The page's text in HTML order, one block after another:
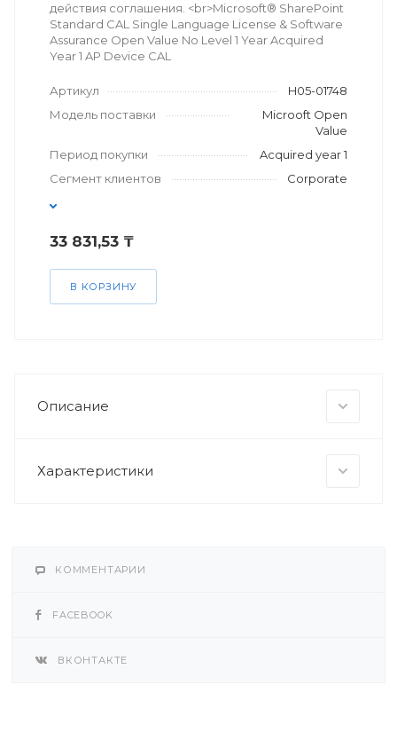
действия соглашения. <br>Microsoft® SharePoint
Standard CAL Single Language License & Software
Assurance Open Value No Level 1 Year Acquired
Year 1 AP Device CAL
Артикул
H05-01748
Модель поставки
Microoft Open
Value
Период покупки
Acquired year 1
Сегмент клиентов
Corporate
33 831,53 ₸
В КОРЗИНУ
Описание
Характеристики
КОММЕНТАРИИ
FACEBOOK
ВКОНТАКТЕ